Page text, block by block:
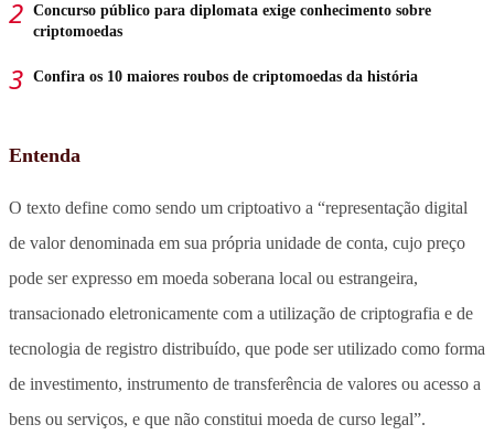
Concurso público para diplomata exige conhecimento sobre
criptomoedas
Confira os 10 maiores roubos de criptomoedas da história
Entenda
O texto define como sendo um criptoativo a “representação digital
de valor denominada em sua própria unidade de conta, cujo preço
pode ser expresso em moeda soberana local ou estrangeira,
transacionado eletronicamente com a utilização de criptografia e de
tecnologia de registro distribuído, que pode ser utilizado como forma
de investimento, instrumento de transferência de valores ou acesso a
bens ou serviços, e que não constitui moeda de curso legal”.